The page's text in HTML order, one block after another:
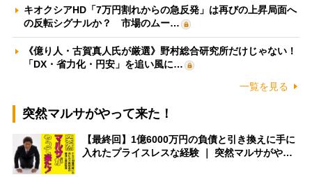
キオクシアHD「7万円割れからの急反発」は再びの上昇局面へ
の反転シグナルか？ 市場のムー…
《億り人・古賀真人氏が厳選》野村総合研究所だけじゃない！
「DX・省力化・円安」を追い風に…
一覧を見る
突然マルサがやって来た！
【最終回】1億6000万円の負債と引き換えに手に
入れたプライスレスな経験 ｜ 突然マルサがや…